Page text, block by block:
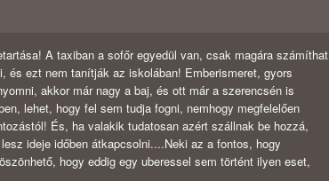
A taxiban a sofőr egyedül van, csak magára számíthat
és ezt nem tanítják az iskolában! Emberismeret, gyors
akkor már nagy a baj, és ott már a szerencsén is
lehet, hogy fel sem tudja fogni, nemhogy megfelelően
És, ha valakik tudatosan azért szállnak be hozzá,
ideje időben átkapcsolni....Neki az a fontos, hogy
hogy eddig egy uberessel sem történt ilyen eset,